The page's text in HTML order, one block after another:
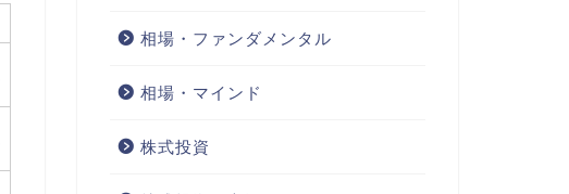
相場・ファンダメンタル
相場・マインド
株式投資